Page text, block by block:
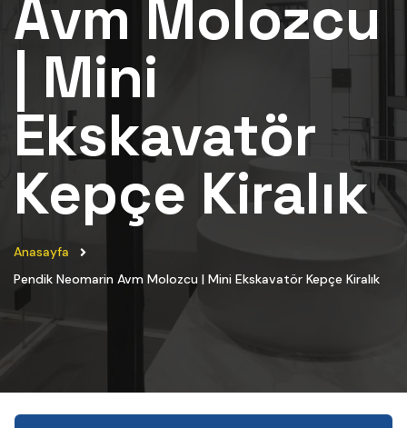
Avm Molozcu
| Mini
Ekskavatör
Kepçe Kiralık
Anasayfa
Pendik Neomarin Avm Molozcu | Mini Ekskavatör Kepçe Kiralık